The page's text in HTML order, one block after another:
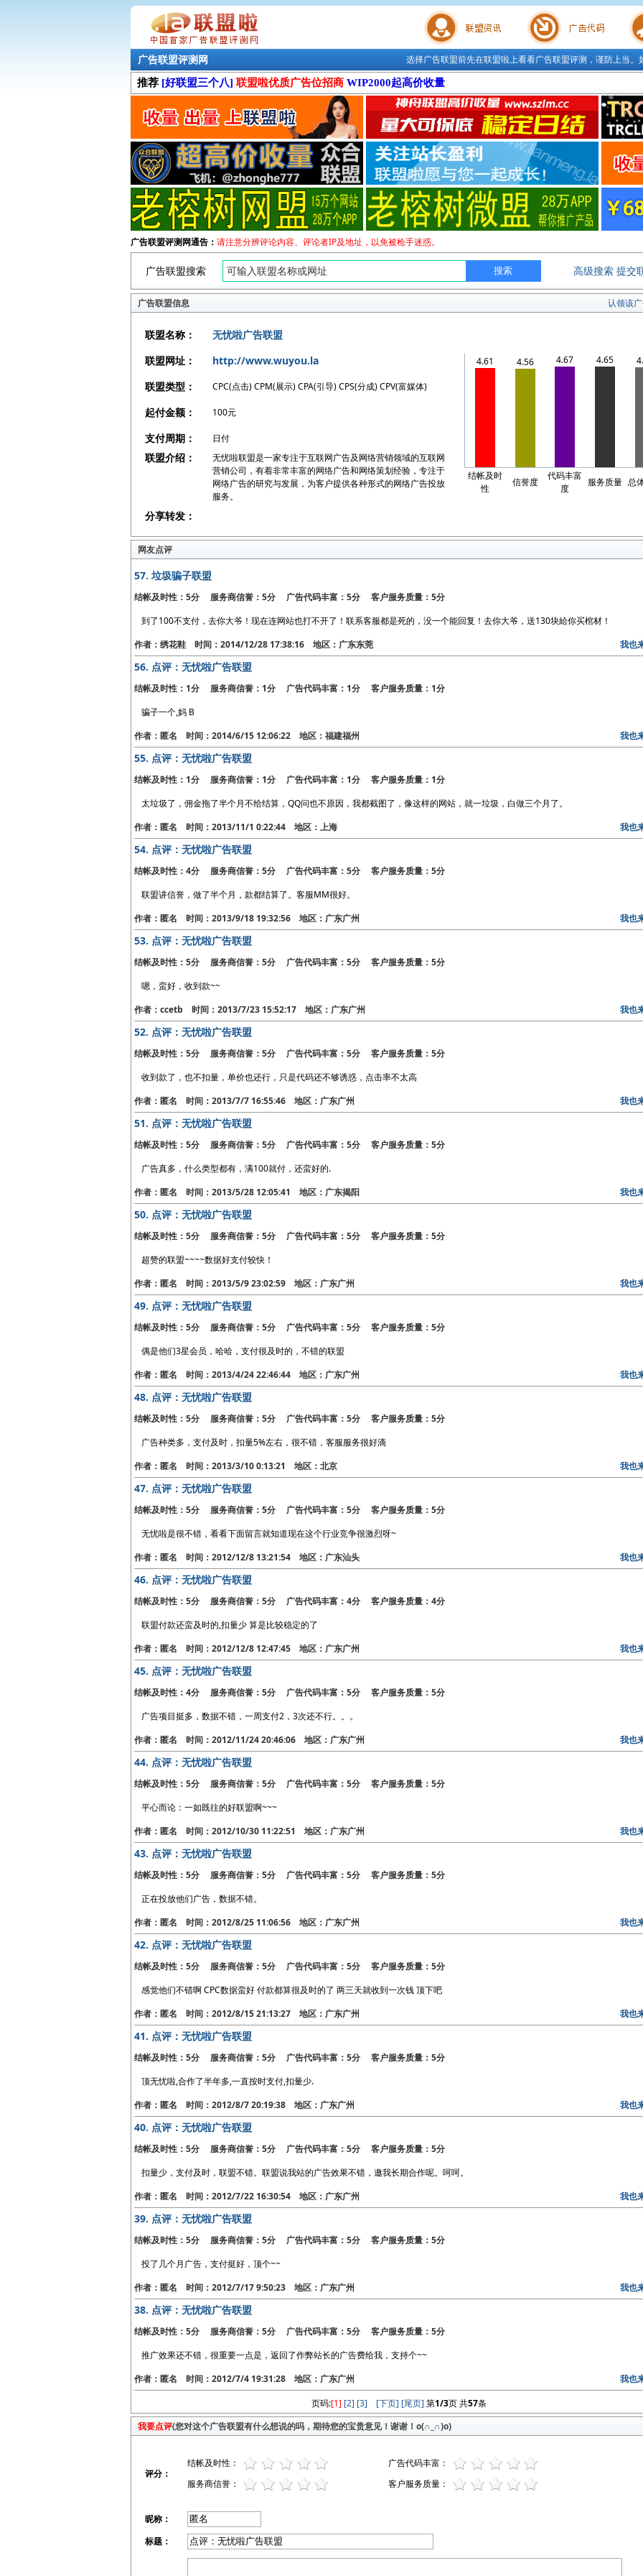
联盟学院 广告代码 站长
选择广告联盟前先在联盟啦上看看广告联盟评测，谨防上当
广告联盟评测网
推荐 [好联盟三个八] 联盟啦优质广告位招商 WIP2000起高价收量
广告联盟评测网通告： 请注意分辨评论内容、评论者IP及地址，以免被枪手迷惑。
广告联盟搜索 高级搜索 提交
广告联盟信息 认领该
联盟名称：
无忧啦广告联盟
联盟网址：
http://www.wuyou.la
联盟类型：
CPC(点击) CPM(展示) CPA(引导) CPS(分成) CPV(富媒体)
起付金额： 100元
支付周期： 日付
联盟介绍：
无忧啦联盟是一家专注于互联网广告及网络营销领域的互联网
营销公司，有着非常丰富的网络广告和网络策划经验，专注于
网络广告的研究与发展，为客户提供各种形式的网络广告投放
服务。
分享转发：
4.61 4.56 4.67 4.65
结帐及时
性
信誉度
代码丰富
度
服务质量 总
网友点评
57.垃圾骗子联盟
结帐及时性：5分 服务商信誉：5分 广告代码丰富：5分 客户服务质量：5分
到了100不支付，去你大爷！现在连网站也打不开了！联系客服都是死的，没一个能回复！去你大爷，送130块給你买棺材！
作者：绣花鞋 时间：2014/12/28 17:38:16 地区：广东东莞
我也
56. 点评：无忧啦广告联盟
结帐及时性：1分 服务商信誉：1分 广告代码丰富：1分 客户服务质量：1分
骗子一个,妈 B
作者：匿名 时间：2014/6/15 12:06:22 地区：福建福州
我也
55. 点评：无忧啦广告联盟
结帐及时性：1分 服务商信誉：1分 广告代码丰富：1分 客户服务质量：1分
太垃圾了，佣金拖了半个月不给结算，QQ问也不原因，我都截图了，像这样的网站，就一垃圾，白做三个月了。
作者：匿名 时间：2013/11/1 0:22:44 地区：上海
我也
54. 点评：无忧啦广告联盟
结帐及时性：4分 服务商信誉：5分 广告代码丰富：5分 客户服务质量：5分
联盟讲信誉，做了半个月，款都结算了。客服MM很好。
作者：匿名 时间：2013/9/18 19:32:56 地区：广东广州
我也
53. 点评：无忧啦广告联盟
结帐及时性：5分 服务商信誉：5分 广告代码丰富：5分 客户服务质量：5分
嗯，蛮好，收到款~~
作者：ccetb 时间：2013/7/23 15:52:17 地区：广东广州
我也
52. 点评：无忧啦广告联盟
结帐及时性：5分 服务商信誉：5分 广告代码丰富：5分 客户服务质量：5分
收到款了，也不扣量，单价也还行，只是代码还不够诱惑，点击率不太高
作者：匿名 时间：2013/7/7 16:55:46 地区：广东广州
我也
51. 点评：无忧啦广告联盟
结帐及时性：5分 服务商信誉：5分 广告代码丰富：5分 客户服务质量：5分
广告真多，什么类型都有，满100就付，还蛮好的.
作者：匿名 时间：2013/5/28 12:05:41 地区：广东揭阳
我也
50. 点评：无忧啦广告联盟
结帐及时性：5分 服务商信誉：5分 广告代码丰富：5分 客户服务质量：5分
超赞的联盟~~~~数据好支付较快！
作者：匿名 时间：2013/5/9 23:02:59 地区：广东广州
我也
49. 点评：无忧啦广告联盟
结帐及时性：5分 服务商信誉：5分 广告代码丰富：5分 客户服务质量：5分
偶是他们3星会员，哈哈，支付很及时的，不错的联盟
作者：匿名 时间：2013/4/24 22:46:44 地区：广东广州
我也
48. 点评：无忧啦广告联盟
结帐及时性：5分 服务商信誉：5分 广告代码丰富：5分 客户服务质量：5分
广告种类多，支付及时，扣量5%左右，很不错，客服服务很好滴
作者：匿名 时间：2013/3/10 0:13:21 地区：北京
我也
47. 点评：无忧啦广告联盟
结帐及时性：5分 服务商信誉：5分 广告代码丰富：5分 客户服务质量：5分
无忧啦是很不错，看看下面留言就知道现在这个行业竞争很激烈呀~
作者：匿名 时间：2012/12/8 13:21:54 地区：广东汕头
我也
46. 点评：无忧啦广告联盟
结帐及时性：5分 服务商信誉：5分 广告代码丰富：4分 客户服务质量：4分
联盟付款还蛮及时的,扣量少 算是比较稳定的了
作者：匿名 时间：2012/12/8 12:47:45 地区：广东广州
我也
45. 点评：无忧啦广告联盟
结帐及时性：4分 服务商信誉：5分 广告代码丰富：5分 客户服务质量：5分
广告项目挺多，数据不错，一周支付2，3次还不行。。。
作者：匿名 时间：2012/11/24 20:46:06 地区：广东广州
我也
44. 点评：无忧啦广告联盟
结帐及时性：5分 服务商信誉：5分 广告代码丰富：5分 客户服务质量：5分
平心而论：一如既往的好联盟啊~~~
作者：匿名 时间：2012/10/30 11:22:51 地区：广东广州
我也
43. 点评：无忧啦广告联盟
结帐及时性：5分 服务商信誉：5分 广告代码丰富：5分 客户服务质量：5分
正在投放他们广告，数据不错。
作者：匿名 时间：2012/8/25 11:06:56 地区：广东广州
我也
42. 点评：无忧啦广告联盟
结帐及时性：5分 服务商信誉：5分 广告代码丰富：5分 客户服务质量：5分
感觉他们不错啊 CPC数据蛮好 付款都算很及时的了 两三天就收到一次钱 顶下吧
作者：匿名 时间：2012/8/15 21:13:27 地区：广东广州
我也
41. 点评：无忧啦广告联盟
结帐及时性：5分 服务商信誉：5分 广告代码丰富：5分 客户服务质量：5分
顶无忧啦,合作了半年多,一直按时支付,扣量少.
作者：匿名 时间：2012/8/7 20:19:38 地区：广东广州
我也
40. 点评：无忧啦广告联盟
结帐及时性：5分 服务商信誉：5分 广告代码丰富：5分 客户服务质量：5分
扣量少，支付及时，联盟不错。联盟说我站的广告效果不错，邀我长期合作呢。呵呵。
作者：匿名 时间：2012/7/22 16:30:54 地区：广东广州
我也
39. 点评：无忧啦广告联盟
结帐及时性：5分 服务商信誉：5分 广告代码丰富：5分 客户服务质量：5分
投了几个月广告，支付挺好，顶个~~
作者：匿名 时间：2012/7/17 9:50:23 地区：广东广州
我也
38. 点评：无忧啦广告联盟
结帐及时性：5分 服务商信誉：5分 广告代码丰富：5分 客户服务质量：5分
推广效果还不错，很重要一点是，返回了作弊站长的广告费给我，支持个~~
作者：匿名 时间：2012/7/4 19:31:28 地区：广东广州
我也
页码:[1] [2] [3] [下页] [尾页] 第1/3页 共57条
我要点评(您对这个广告联盟有什么想说的吗，期待您的宝贵意见！谢谢！o(∩_∩)o)
评分：
结帐及时性：
广告代码丰富：
服务商信誉：
客户服务质量：
昵称：
标题：